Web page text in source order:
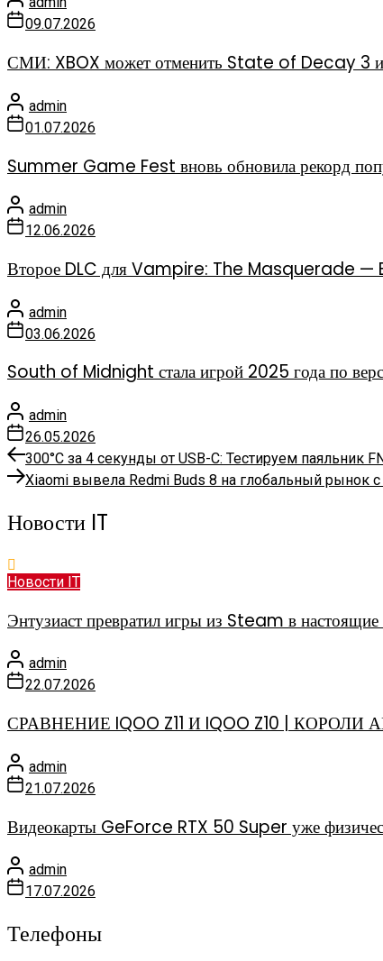
09.07.2026
СМИ: XBOX может отменить State of Decay 3 и
admin
01.07.2026
Summer Game Fest вновь обновила рекорд
admin
12.06.2026
Второе DLC для Vampire: The Masquerade —
admin
03.06.2026
South of Midnight стала игрой 2025 года по
admin
26.05.2026
Навигация
по
записям
Предыдущая
запись:
300°C за 4 секунды от USB-C: Тестируем паяльник
Следующая
запись:
Xiaomi вывела Redmi Buds 8 на глобальный
Новости IT
Новости IT
Энтузиаст превратил игры из Steam в
admin
22.07.2026
СРАВНЕНИЕ IQOO Z11 И IQOO Z10 |
admin
21.07.2026
Видеокарты GeForce RTX 50 Super уже
admin
17.07.2026
Телефоны